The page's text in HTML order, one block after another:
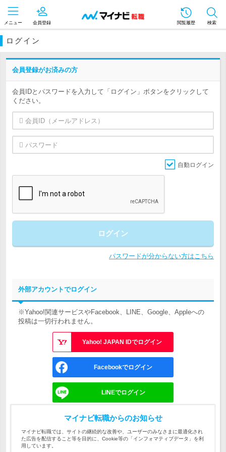
メニュー 会員登録 閲覧履歴 検索
ログイン
会員登録がお済みの方
会員IDとパスワードを入力して「ログイン」ボタンをクリックして
ください。
自動ログイン
ログイン
パスワードが分からない方はこちら
外部アカウントでログイン
※Yahoo!関連サービスやFacebook、LINE、Google、Appleへの
投稿は一切行われません。
Yahoo! JAPAN IDでログイン
Facebookでログイン
LINEでログイン
Googleでログイン
Appleでサインイン
マイナビ転職からのお知らせ
マイナビ転職では、サイトの継続的な改善や、ユーザーのみなさまに最適化され
た広告を配信すること等を目的に、Cookie等の「インフォマティブデータ」を利
用しています。